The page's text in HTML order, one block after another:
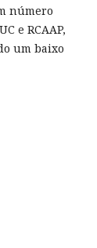
número
e RCAAP,
um baixo